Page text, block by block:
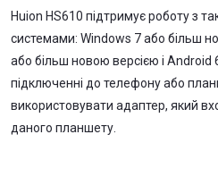
Huion HS610 підтримує роботу з
системами: Windows 7 або більш
або більш новою версією і Android
підключенні до телефону або
використовувати адаптер, який
даного планшету.